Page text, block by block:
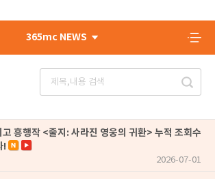
365mc NEWS
흥행작 <줄지: 사라진 영웅의 귀환> 누적 조회수
!
2026-07-01